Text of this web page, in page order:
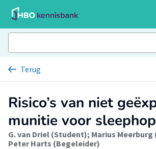
Terug
Risico’s van niet
munitie voor
G. van Driel (Student); Marius
Peter Harts (Begeleider)